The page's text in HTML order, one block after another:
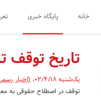
خانه پایگاه خبری
تاریخ توقف
یک‌شنبه 02/4/18 ،(اخبار
توقف در اصطلاح حقوقی به